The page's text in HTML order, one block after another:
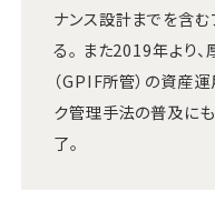
ナンス設計までを含む
る。 また2019年より
（GPIF所管）の資産
ク管理手法の普及に
了。